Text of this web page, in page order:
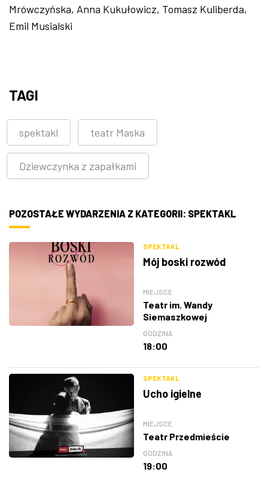
Mrówczyńska, Anna Kukułowicz, Tomasz Kuliberda,
Emil Musialski
TAGI
spektakl teatr Maska
Dziewczynka z zapałkami
POZOSTAŁE WYDARZENIA Z KATEGORII: SPEKTAKL
SPEKTAKL
Mój boski rozwód
MIEJSCE
Teatr im. Wandy
Siemaszkowej
GODZINA
18:00
SPEKTAKL
Ucho igielne
MIEJSCE
Teatr Przedmieście
GODZINA
19:00